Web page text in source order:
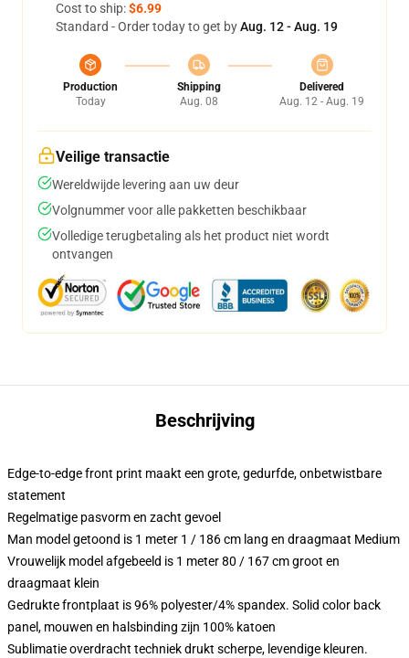
Cost to ship:$6.99
Standard - Order today to get byAug. 12 - Aug. 19
Production
Today
Shipping
Aug. 08
Delivered
Aug. 12 - Aug. 19
Veilige transactie
Wereldwijde levering aan uw deur
Volgnummer voor alle pakketten beschikbaar
Volledige terugbetaling als het product niet wordt
ontvangen
Beschrijving
Edge-to-edge front print maakt een grote, gedurfde, onbetwistbare
statement
Regelmatige pasvorm en zacht gevoel
Man model getoond is 1 meter 1 / 186 cm lang en draagmaat Medium
Vrouwelijk model afgebeeld is 1 meter 80 / 167 cm groot en
draagmaat klein
Gedrukte frontplaat is 96% polyester/4% spandex. Solid color back
panel, mouwen en halsbinding zijn 100% katoen
Sublimatie overdracht techniek drukt scherpe, levendige kleuren.